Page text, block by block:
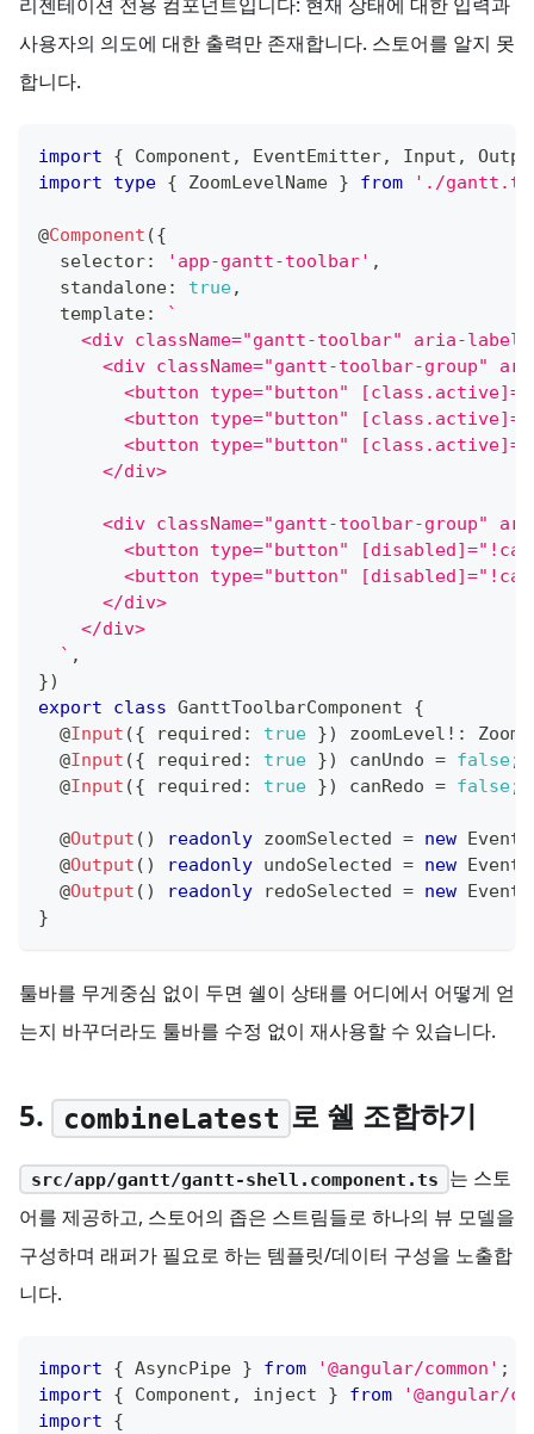
사용자의 의도에 대한 출력만 존재합니다. 스토어를 알지 못
합니다.
import { Component , EventEmitter, Input ,
import
type { ZoomLevelName } from './
@Component ({
  selector
: 'app-gantt-toolbar' ,
  standalone
: true,
  template
:
`
<div className="gantt-toolbar" aria-
<div className="gantt-toolbar-group"
<button type="button"
<button type="button"
<button type="button"
      </div>
<div className="gantt-toolbar-group"
<button type="button"
<button type="button"
      </div>
    </div>
` ,
})
export
class GanttToolbarComponent
{
@Input ({ required : true }) zoomLevel ! :
@Input ({ required : true }) canUndo = false;
@Input ({ required : true }) canRedo = false;
@Output ( ) readonly zoomSelected = new
@Output ( ) readonly undoSelected = new
@Output ( ) readonly redoSelected = new
}
툴바를 무게중심 없이 두면 쉘이 상태를 어디에서 어떻게 얻
는지 바꾸더라도 툴바를 수정 없이 재사용할 수 있습니다.
5. combineLatest 로 쉘 조합하기
src/app/gantt/gantt-shell.component.ts
는 스토
어를 제공하고, 스토어의 좁은 스트림들로 하나의 뷰 모델을
구성하며 래퍼가 필요로 하는 템플릿/데이터 구성을 노출합
니다.
import { AsyncPipe } from '@angular/common' ;
import
{ Component , inject } from
'@angular/
import
{